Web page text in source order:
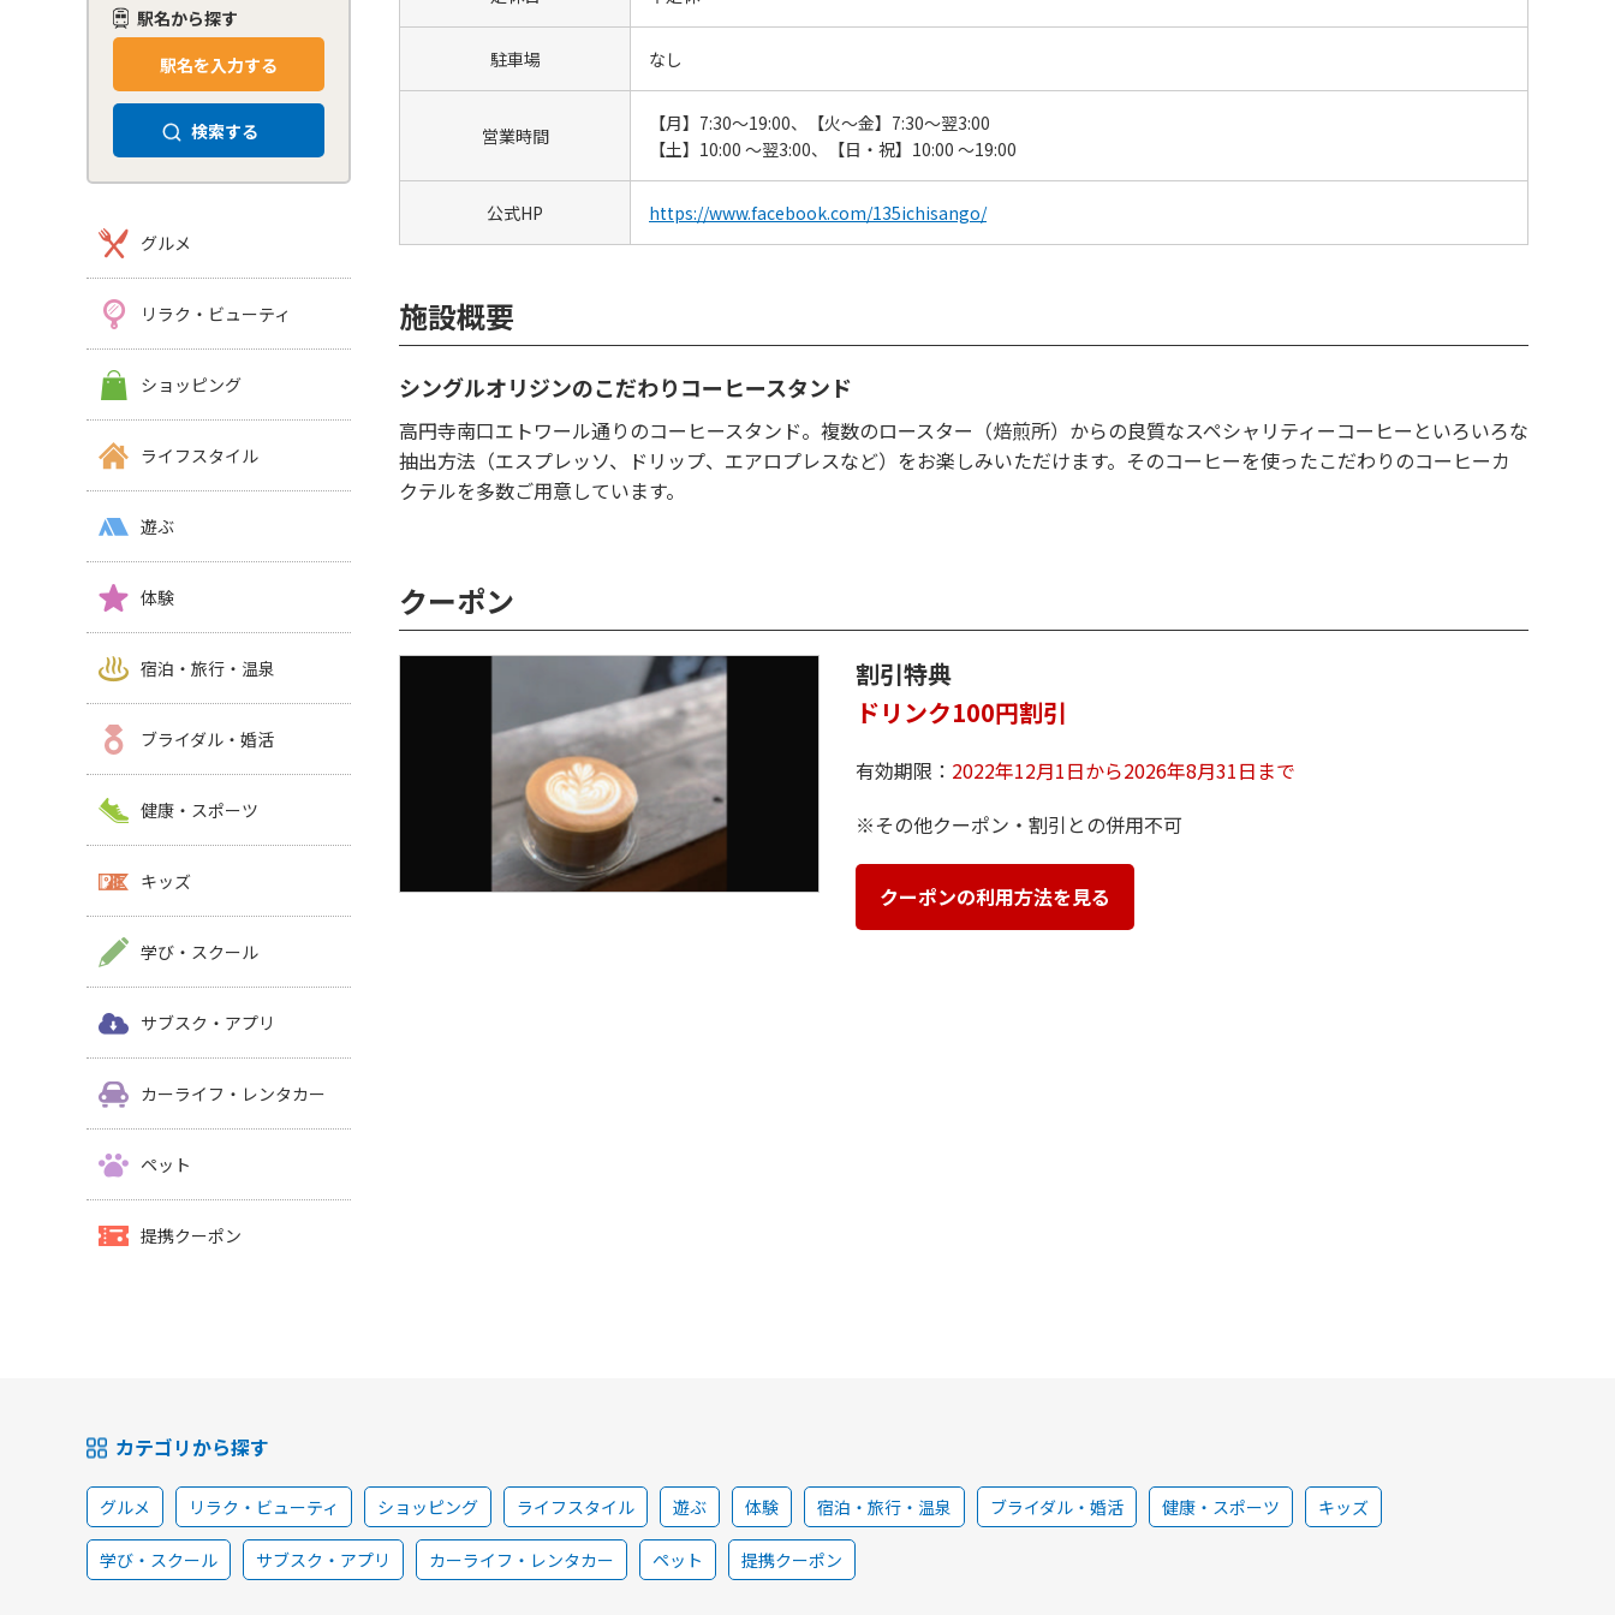
駅名から探す
駅名を入力する
検索する
グルメ
リラク・ビューティ
ショッピング
ライフスタイル
遊ぶ
体験
宿泊・旅行・温泉
ブライダル・婚活
健康・スポーツ
キッズ
学び・スクール
サブスク・アプリ
カーライフ・レンタカー
ペット
提携クーポン
駐車場 なし
営業時間
【月】7:30～19:00、【火～金】7:30～翌3:00
【土】10:00 ～翌3:00、【日・祝】10:00 ～19:00
公式HP https://www.facebook.com/135ichisango/
施設概要
シングルオリジンのこだわりコーヒースタンド
高円寺南口エトワール通りのコーヒースタンド。複数のロースター（焙煎所）からの良質なスペシャリティーコーヒーといろいろな
抽出方法（エスプレッソ、ドリップ、エアロプレスなど）をお楽しみいただけます。そのコーヒーを使ったこだわりのコーヒーカ
クテルを多数ご用意しています。
クーポン
割引特典
ドリンク100円割引
有効期限： 2022年12月1日から2026年8月31日まで
※その他クーポン・割引との併用不可
クーポンの利用方法を見る
カテゴリから探す
グルメ リラク・ビューティ ショッピング ライフスタイル 遊ぶ 体験 宿泊・旅行・温泉 ブライダル・婚活 健康・スポーツ キッズ
学び・スクール サブスク・アプリ カーライフ・レンタカー ペット 提携クーポン